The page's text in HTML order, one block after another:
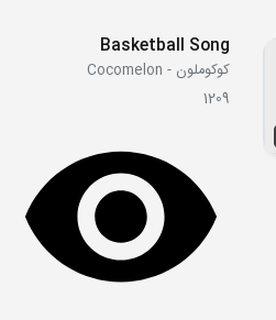
Basketball Song
کوکوملون - Cocomelon
1209